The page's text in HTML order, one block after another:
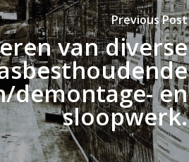
Previous Post
van diverse
demontage- en
sloopwerk.